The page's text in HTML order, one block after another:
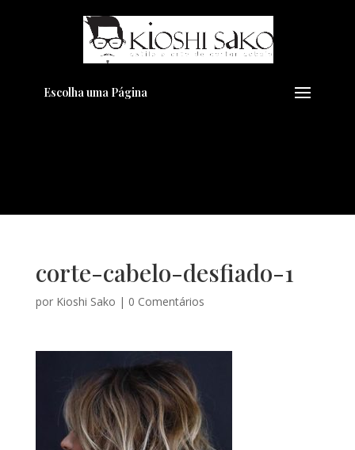
Escolha uma Página
corte-cabelo-desfiado-1
por Kioshi Sako | 0 Comentários
Pensando em transformar seu
Visual??